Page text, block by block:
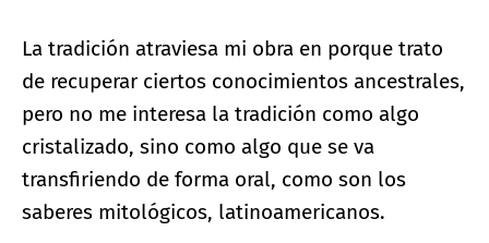
La tradición atraviesa mi obra en porque trato
de recuperar ciertos conocimientos ancestrales,
pero no me interesa la tradición como algo
cristalizado, sino como algo que se va
transfiriendo de forma oral, como son los
saberes mitológicos, latinoamericanos.